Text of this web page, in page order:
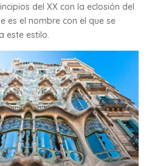
del XX con la eclosión del
es el nombre con el que se
este estilo.